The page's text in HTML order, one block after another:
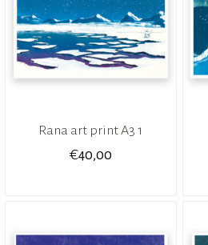
Rana art print A3 1
€40,00